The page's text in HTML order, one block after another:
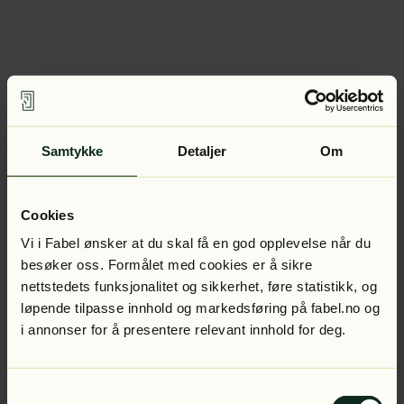
Samtykke Detaljer Om
Cookies
Vi i Fabel ønsker at du skal få en god opplevelse når du
besøker oss. Formålet med cookies er å sikre
nettstedets funksjonalitet og sikkerhet, føre statistikk, og
løpende tilpasse innhold og markedsføring på fabel.no og
i annonser for å presentere relevant innhold for deg.